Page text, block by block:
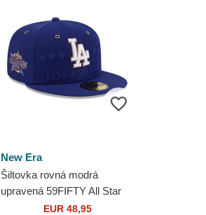
New Era
Šiltovka rovná modrá
upravená 59FIFTY All Star
Game Los Angeles Dodgers
EUR 48,95